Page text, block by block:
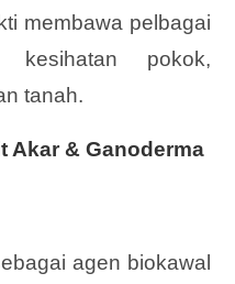
membawa pelbagai
pokok,
tanah.
Akar & Ganoderma
agen biokawal